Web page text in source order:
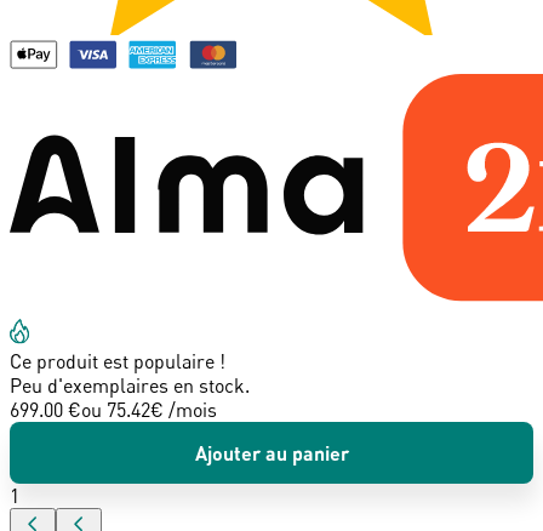
Ce produit est populaire !
Peu d'exemplaires en stock.
699.00 €ou 75.42€ /mois
Ajouter au panier
1